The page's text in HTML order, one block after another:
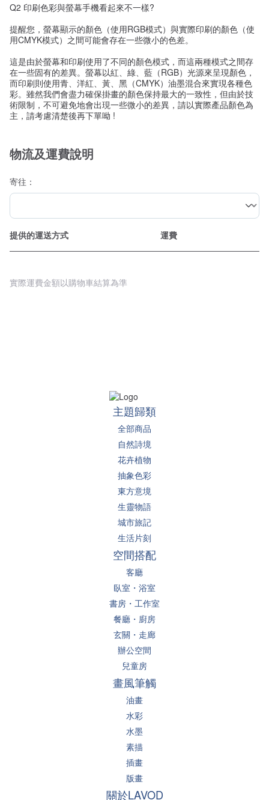
Q2 印刷色彩與螢幕手機看起來不一樣?
提醒您，螢幕顯示的顏色（使用RGB模式）與實際印刷的顏色（使
用CMYK模式）之間可能會存在一些微小的色差。
這是由於螢幕和印刷使用了不同的顏色模式，而這兩種模式之間存
在一些固有的差異。螢幕以紅、綠、藍（RGB）光源來呈現顏色，
而印刷則使用青、洋紅、黃、黑（CMYK）油墨混合來實現各種色
彩。雖然我們會盡力確保掛畫的顏色保持最大的一致性，但由於技
術限制，不可避免地會出現一些微小的差異，請以實際產品顏色為
主，請考慮清楚後再下單呦 !
物流及運費說明
寄往：
提供的運送方式 運費
實際運費金額以購物車結算為準
主題歸類
全部商品
自然詩境
花卉植物
抽象色彩
東方意境
生靈物語
城市旅記
生活片刻
空間搭配
客廳
臥室・浴室
書房・工作室
餐廳・廚房
玄關・走廊
辦公空間
兒童房
畫風筆觸
油畫
水彩
水墨
素描
插畫
版畫
關於LAVOD